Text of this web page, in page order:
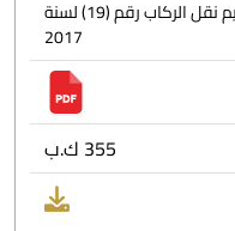
قانون تنظيم نقل الركاب رقم (19) لسنة
2017
355 ك.ب